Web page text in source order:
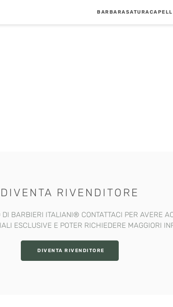
BARBARASATURA
DIVENTA RIVENDITORE
DI BARBIERI ITALIANI®️ CONTATTACI PER AVERE
ESCLUSIVE E POTER RICHIEDERE MAGGIORI
DIVENTA RIVENDITORE